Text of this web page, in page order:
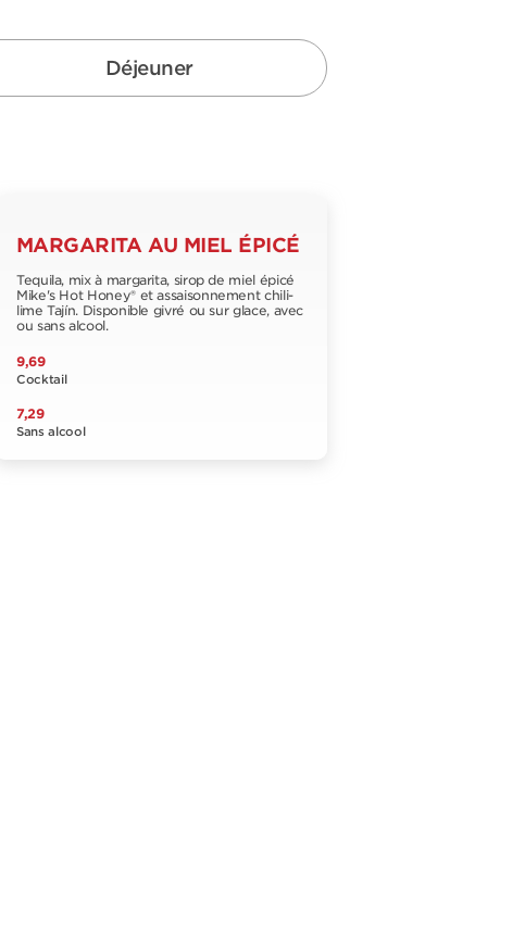
Déjeuner
MARGARITA AU MIEL ÉPICÉ
Tequila, mix à margarita, sirop de miel épicé
Mike's Hot Honey® et assaisonnement chili-
lime Tajín. Disponible givré ou sur glace, avec
ou sans alcool.
9,69
Cocktail
7,29
Sans alcool